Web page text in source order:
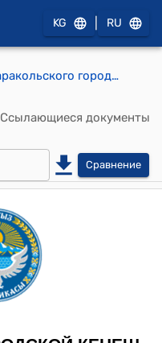
KG RU
ПОСТАНОВЛЕНИЕ Каракольского городского кенеша XXVIII созыва XXXVI-сессии от 01 февраля 2024 года № 28-36/11 "Об отмене пункта 25 реестра, утвержденного постановлением Каракольского городского Кенеша «Об утверждении реестра объектов историко-культурного наследия г.Каракол» №27-26/10 от 29.12.2018г"
Ссылающиеся документы
Сравнение